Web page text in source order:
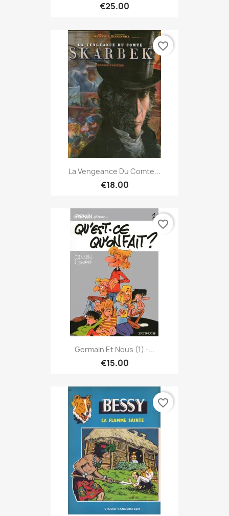
€25.00
La Vengeance Du Comte...
€18.00
favorite_border
Germain Et Nous (1) -...
€15.00
favorite_border
favorite_border